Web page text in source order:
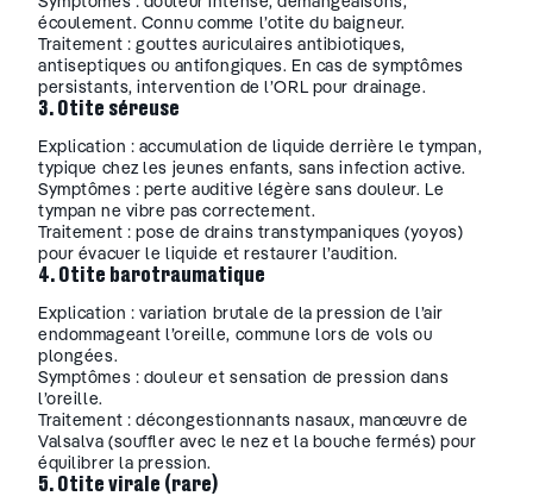
écoulement. Connu comme l’otite du baigneur.
Traitement : gouttes auriculaires antibiotiques,
antiseptiques ou antifongiques. En cas de symptômes
persistants, intervention de l’ORL pour drainage.
3. Otite séreuse
Explication : accumulation de liquide derrière le tympan,
typique chez les jeunes enfants, sans infection active.
Symptômes : perte auditive légère sans douleur. Le
tympan ne vibre pas correctement.
Traitement : pose de drains transtympaniques (yoyos)
pour évacuer le liquide et restaurer l’audition.
4. Otite barotraumatique
Explication : variation brutale de la pression de l’air
endommageant l’oreille, commune lors de vols ou
plongées.
Symptômes : douleur et sensation de pression dans
l’oreille.
Traitement : décongestionnants nasaux, manœuvre de
Valsalva (souffler avec le nez et la bouche fermés) pour
équilibrer la pression.
5. Otite virale (rare)